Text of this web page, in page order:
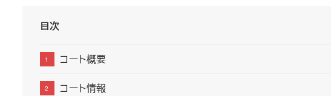
目次
コート概要
コート情報